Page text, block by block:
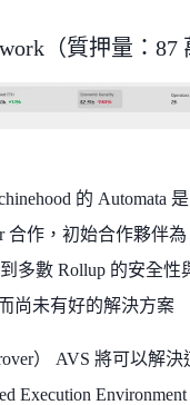
（質押量：87
的 Automata
合作，初始合作夥伴
多數 Rollup 的安全性
尚未有好的解決方案
） AVS 將可以解
Execution